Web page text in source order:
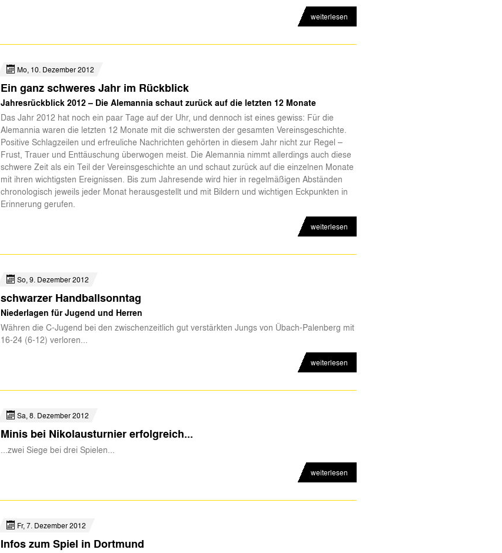
weiterlesen
Mo, 10. Dezember 2012
Ein ganz schweres Jahr im Rückblick
Jahresrückblick 2012 – Die Alemannia schaut zurück auf die letzten 12 Monate
Das Jahr 2012 hat noch ein paar Tage auf der Uhr, und dennoch ist eines gewiss: Für die
Alemannia waren die letzten 12 Monate mit die schwersten der gesamten Vereinsgeschichte.
Positive Schlagzeilen und erfreuliche Nachrichten gehörten in diesem Jahr nicht zur Regel –
Frust, Trauer und Enttäuschung überwogen meist. Die Alemannia nimmt allerdings auch diese
schwere Zeit als ein Teil der Vereinsgeschichte an und schaut zurück auf die einzelnen Monate
mit ihren wichtigsten Ereignissen. Bis zum Jahresende wird hier in regelmäßigen Abständen
chronologisch jeweils jeder Monat herausgestellt und mit Bildern und wichtigen Eckpunkten in
Erinnerung gerufen.
weiterlesen
So, 9. Dezember 2012
schwarzer Handballsonntag
Niederlagen für Jugend und Herren
Währen die C-Jugend bei den zwischenzeitlich gut verstärkten Jungs von Übach-Palenberg mit
16-24 (6-12) verloren...
weiterlesen
Sa, 8. Dezember 2012
Minis bei Nikolausturnier erfolgreich...
...zwei Siege bei drei Spielen...
weiterlesen
Fr, 7. Dezember 2012
Infos zum Spiel in Dortmund